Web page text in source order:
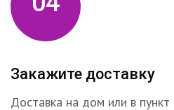
Закажите доставку
Доставка на дом или в пункт